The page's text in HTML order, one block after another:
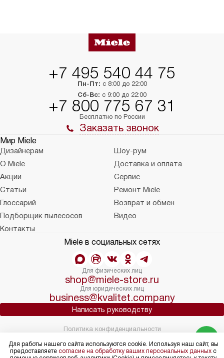
+7 495 540 44 75
Пн-Пт: с 8:00 до 22:00
Сб-Вс: с 9:00 до 22:00
+7 800 775 67 31
Бесплатно по России
Заказать звонок
Мир Miele
Дизайнерам
Шоу-рум
О Miele
Доставка и оплата
Акции
Сервис
Статьи
Ремонт Miele
Глоссарий
Возврат и обмен
Подборщик пылесосов
Видео
Контакты
Miele в социальных сетях
Для физических лиц
shop@miele-store.ru
Для юридических лиц
business@kvalitet.company
Написать руководству
Политика конфиденциальности
Карта сайта
Для работы нашего сайта используются cookie. Используя наш сайт, вы
предоставляете согласие на обработку ваших персональных данных с